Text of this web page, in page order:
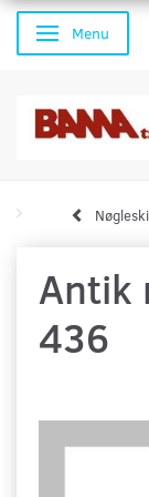
SkifteMenu
Antik
436